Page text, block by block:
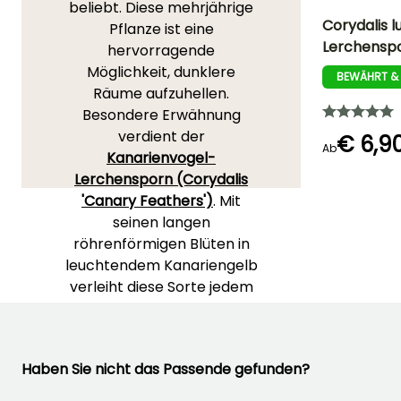
beliebt. Diese mehrjährige
Pflanze ist eine
hervorragende
Möglichkeit, dunklere
Räume aufzuhellen.
Besondere Erwähnung
verdient der
Kanarienvogel-
Lerchensporn (Corydalis
'Canary Feathers'). Mit
seinen langen
röhrenförmigen Blüten in
leuchtendem Kanariengelb
verleiht diese Sorte jedem
Wuchsform ist sie eine
40 cm
Corydalis
BEWÄHRT
Ab€
Haben Sie nicht das Passende gefunden?